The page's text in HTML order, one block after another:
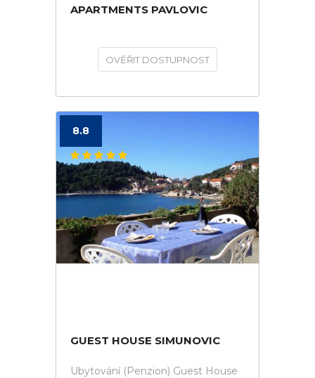
APARTMENTS PAVLOVIC
OVĚŘIT DOSTUPNOST
8.8
GUEST HOUSE SIMUNOVIC
Ubytování (Penzion) Guest House